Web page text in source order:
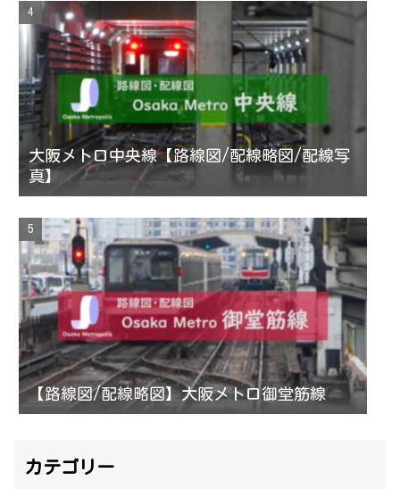
大阪メトロ中央線【路線図/配線略図/配線写
真】
【路線図/配線略図】大阪メトロ御堂筋線
カテゴリー